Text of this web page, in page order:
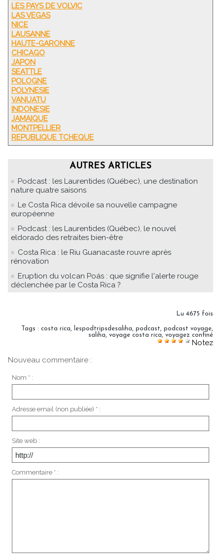
LES PAYS DE VOLVIC
LAS VEGAS
NICE
LAUSANNE
HAUTE-GARONNE
CHICAGO
JAPON
SEATTLE
POLOGNE
POLYNESIE
VANUATU
INDONESIE
JAMAIQUE
MONTPELLIER
REPUBLIQUE TCHEQUE
AUTRES ARTICLES
Podcast : les Laurentides (Québec), une destination
nature quatre saisons
Le Costa Rica dévoile sa nouvelle campagne
européenne
Podcast : les Laurentides (Québec), le nouvel
eldorado des retraites bien-être
Costa Rica : le Riu Guanacaste rouvre après
rénovation
Eruption du volcan Poás : que signifie l'alerte rouge
déclenchée par le Costa Rica ?
Lu 4675 fois
Tags : costa rica, lespodtripsdesaliha, podcast, podcast voyage,
saliha, voyage costa rica, voyagez confiné
Notez
Nouveau commentaire :
Nom * :
Adresse email (non publiée) * :
Site web :
Commentaire * :